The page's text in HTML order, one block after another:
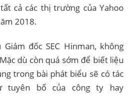
cả các thị trường của Yahoo
2018.
đốc SEC Hinman, không
dù còn quá sớm để biết liệu
trong bài phát biểu sẽ có tác
tuyên bố của công ty hay